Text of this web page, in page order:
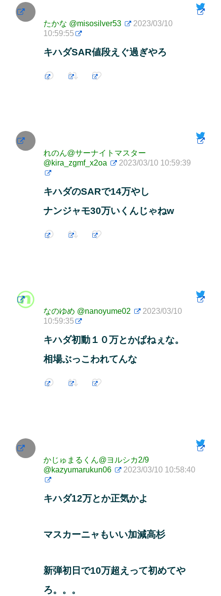
たかな @misosilver53
2023/03/10
10:59:55
キハダSAR値段えぐ過ぎやろ
れのん@サーナイトマスター
@kira_zgmf_x2oa
2023/03/10 10:59:39
キハダのSARで14万やし
ナンジャモ30万いくんじゃねw
なのゆめ @nanoyume02
2023/03/10
10:59:35
キハダ初動１０万とかぱねぇな。
相場ぶっこわれてんな
かじゅまるくん@ヨルシカ2/9
@kazyumarukun06
2023/03/10 10:58:40
キハダ12万とか正気かよ
マスカーニャもいい加減高杉
新弾初日で10万超えって初めてや
ろ。。。